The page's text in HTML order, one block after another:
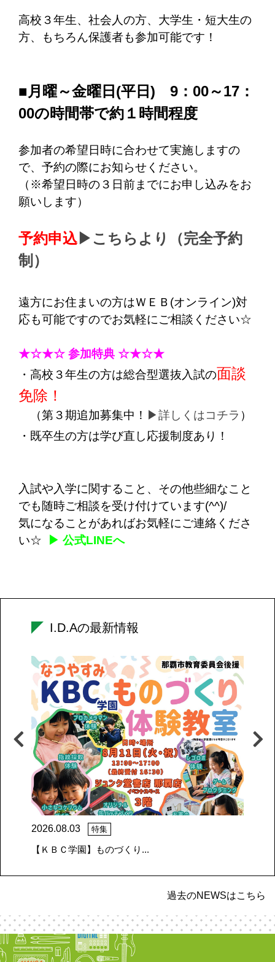
高校３年生、社会人の方、大学生・短大生の
方、もちろん保護者も参加可能です！
■月曜～金曜日(平日) 9：00～17：
00の時間帯で約１時間程度
参加者の希望日時に合わせて実施しますの
で、予約の際にお知らせください。
（※希望日時の３日前までにお申し込みをお
願いします）
予約申込 ▶こちらより（完全予約
制）
遠方にお住まいの方はＷＥＢ(オンライン)対
応も可能ですのでお気軽にご相談ください☆
★☆★☆ 参加特典 ☆★☆★
・高校３年生の方は総合型選抜入試の面談
免除！
（第３期追加募集中！ ▶詳しくはコチラ ）
・既卒生の方は学び直し応援制度あり！
入試や入学に関すること、その他些細なこと
でも随時ご相談を受け付けています(^^)/
気になることがあればお気軽にご連絡くださ
い☆
▶ 公式LINEへ
I.D.Aの最新情報
2026.08.03 特集
【ＫＢＣ学園】ものづくり...
過去のNEWSはこちら